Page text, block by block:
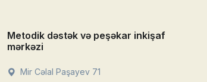
Metodik dəstək və peşəkar inkişaf
mərkəzi
Mir Cəlal Paşayev 71